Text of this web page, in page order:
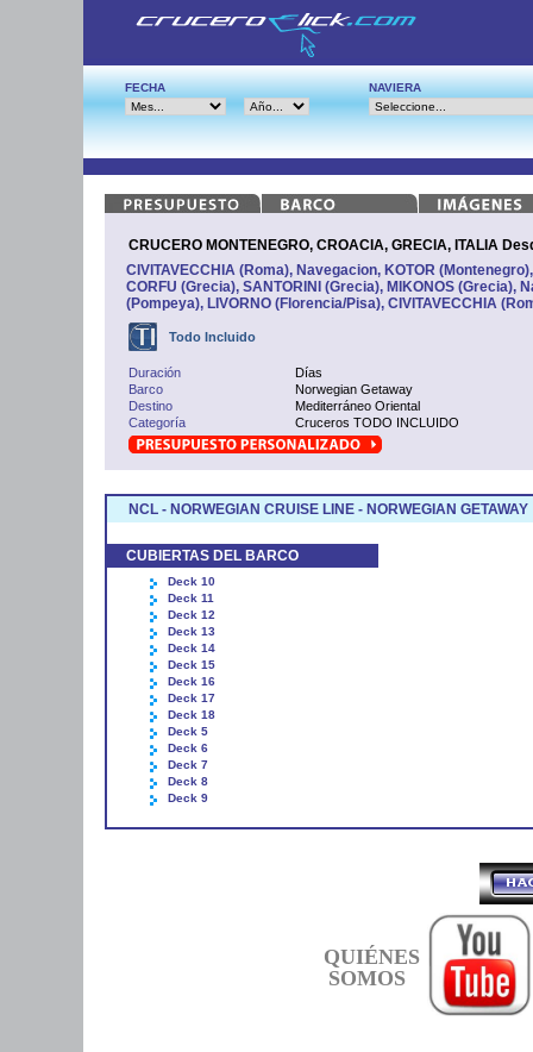
FECHA NAVIERA
CRUCERO MONTENEGRO, CROACIA, GRECIA, ITALIA
CIVITAVECCHIA (Roma), Navegacion, KOTOR
CORFU (Grecia), SANTORINI (Grecia), MIKONOS (Grecia),
(Pompeya), LIVORNO (Florencia/Pisa), CIVITAVECCHIA
Todo Incluido
Duración
Días
Barco
Norwegian Getaway
Destino
Mediterráneo Oriental
Categoría
Cruceros TODO INCLUIDO
NCL - NORWEGIAN CRUISE LINE - NORWEGIAN GETAWAY
CUBIERTAS DEL BARCO
Deck 10
Deck 11
Deck 12
Deck 13
Deck 14
Deck 15
Deck 16
Deck 17
Deck 18
Deck 5
Deck 6
Deck 7
Deck 8
Deck 9
QUIÉNES
SOMOS